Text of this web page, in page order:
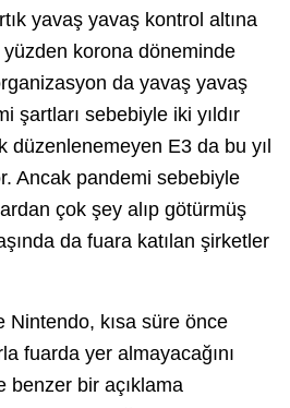
yavaş yavaş kontrol altına
yüzden korona döneminde
da yavaş yavaş
şartları sebebiyle iki yıldır
düzenlenemeyen E3 da bu yıl
Ancak pandemi sebebiyle
çok şey alıp götürmüş
da fuara katılan şirketler
Nintendo, kısa süre önce
fuarda yer almayacağını
benzer bir açıklama